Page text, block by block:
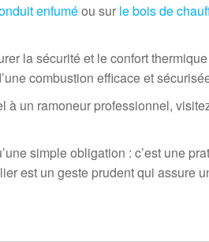
enfuméou sur le bois de
la sécurité et le confort
combustion efficace et
un ramoneur professionnel,
simple obligation : c’est une
est un geste prudent qui assure